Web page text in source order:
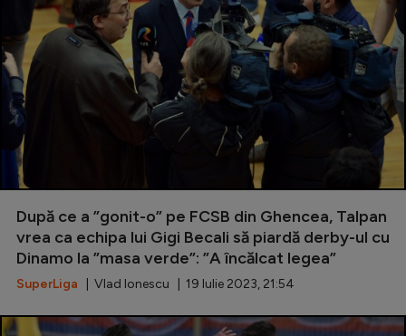
După ce a ”gonit-o” pe FCSB din Ghencea, Talpan
vrea ca echipa lui Gigi Becali să piardă derby-ul cu
Dinamo la ”masa verde”: ”A încălcat legea”
SuperLiga | Vlad Ionescu | 19 Iulie 2023, 21:54